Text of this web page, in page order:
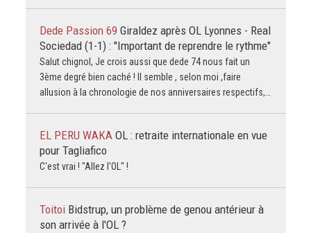
Dede Passion 69 Giraldez après OL Lyonnes - Real
Sociedad (1-1) : "Important de reprendre le rythme"
Salut chignol, Je crois aussi que dede 74 nous fait un
3ème degré bien caché ! Il semble , selon moi ,faire
allusion à la chronologie de nos anniversaires respectifs,…
EL PERU WAKA OL : retraite internationale en vue
pour Tagliafico
C'est vrai ! "Allez l'OL" !
Toitoi Bidstrup, un problème de genou antérieur à
son arrivée à l'OL ?